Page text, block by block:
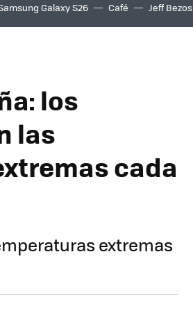
Galaxy S26 Café Jeff Bezos
los
las
cada
extremas